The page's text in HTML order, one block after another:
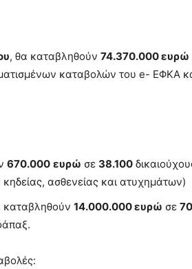
, θα καταβληθούν 74.370.000 ευρώ
καταβολών του e- ΕΦΚΑ
670.000 ευρώ σε 38.100
ασθενείας και ατυχημάτων)
καταβληθούν 14.000.000 ευρώ σε